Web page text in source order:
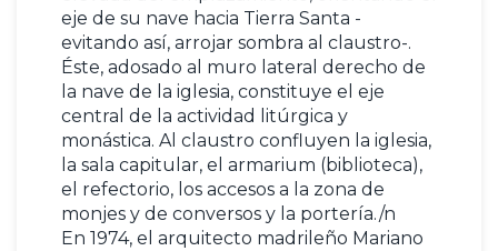
eje de su nave hacia Tierra Santa -
evitando así, arrojar sombra al claustro-.
Éste, adosado al muro lateral derecho de
la nave de la iglesia, constituye el eje
central de la actividad litúrgica y
monástica. Al claustro confluyen la iglesia,
la sala capitular, el armarium (biblioteca),
el refectorio, los accesos a la zona de
monjes y de conversos y la portería./n
En 1974, el arquitecto madrileño Mariano